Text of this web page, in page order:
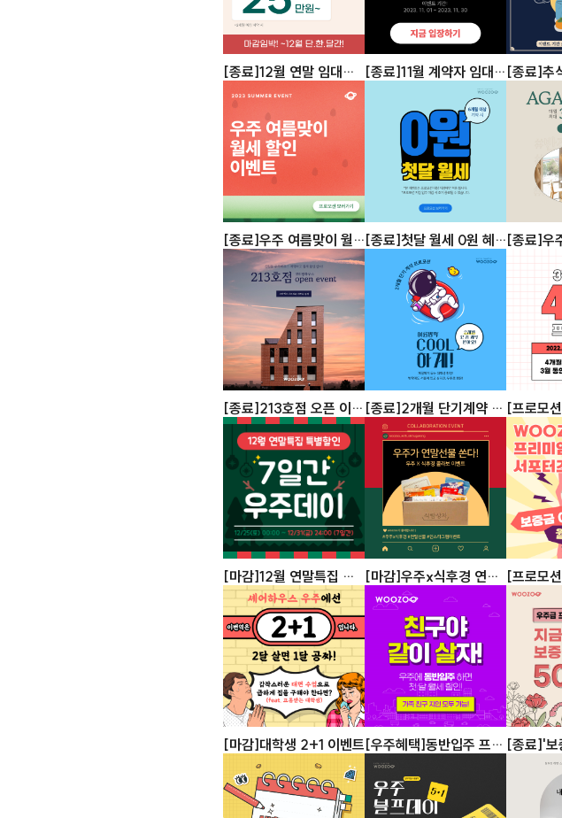
[종료]12월 연말 임대료
할인 이벤트! 마감임박!
[종료]11월 계약자 임대료 [종료]추
할인 프
[종료]우주 여름맞이 월
세 할인 이벤트
[종료]첫달 월세 0원 혜
택 이벤트
[종료]우
특별할
[종료]213호점 오픈 이벤
트
[종료]2개월 단기계약 이
벤트
[프로모
4+1 프
[마감]12월 연말특집 우
주데이
[마감]우주x식후경 연말
선물 이벤트
[프로모
서포터즈
[마감]대학생 2+1 이벤트 [우주혜택]동반입주 프로
모션
[종료]'